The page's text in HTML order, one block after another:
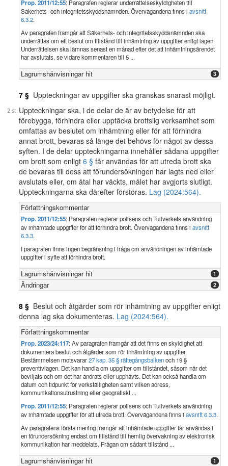
Prop. 2011/12:55: Paragrafen reglerar underrättelseskyldigheten till
Säkerhets- och integritetsskyddsnämnden. Övervägandena finns i avsnitt
6.3.2.
Av paragrafen framgår att Säkerhets- och integritetsskyddsnämnden ska
underrättas om ett beslut om tillstånd till inhämtning av uppgifter enligt lagen.
Underrättelsen ska lämnas senast en månad efter det att inhämtningsärendet
har avslutats, se vidare kommentaren till 5 ...
Lagrumshänvisningar hit 3
7 § Uppteckningar av uppgifter ska granskas snarast möjligt.
Uppteckningar ska, i de delar de är av betydelse för att
förebygga, förhindra eller upptäcka brottslig verksamhet som
omfattas av beslutet om inhämtning eller för att förhindra
annat brott, bevaras så länge det behövs för något av dessa
syften. I de delar uppteckningarna innehåller sådana uppgifter
om brott som enligt 6 § får användas för att utreda brott ska
de bevaras till dess att förundersökningen har lagts ned eller
avslutats eller, om åtal har väckts, målet har avgjorts slutligt.
Uppteckningarna ska därefter förstöras. Lag (2024:564).
Författningskommentar
Prop. 2011/12:55: Paragrafen reglerar polisens och Tullverkets användning
av inhämtade uppgifter för att förhindra brott. Övervägandena finns i avsnitt
6.3.3.
I paragrafen finns ingen begränsning i fråga om användningen av inhämtade
uppgifter i syfte att förhindra brott.
Lagrumshänvisningar hit 1
Ändringar 2
8 § Beslut och åtgärder som rör inhämtning av uppgifter enligt
denna lag ska dokumenteras. Lag (2024:564).
Författningskommentar
Prop. 2023/24:117: Av paragrafen framgår att det finns en skyldighet att
dokumentera beslut och åtgärder som rör inhämtning av uppgifter.
Bestämmelsen motsvarar27 kap. 35 § rättegångsbalkenoch 19 §
preventivlagen. Det kan handla om uppgifter om tillståndet, såsom när det
beviljats och om det har ändrats eller upphävts. Det kan också handla om
datum och tidpunkt för verkställigheten samt vilken adress,
kommunikationsutrustning eller geografiskt ...
Prop. 2011/12:55: Paragrafen reglerar polisens och Tullverkets användning
av inhämtade uppgifter för att utreda brott. Övervägandena finns i avsnitt 6.3.3.
Av paragrafens första mening framgår att inhämtade uppgifter får användas i
en förundersökning endast om tillstånd till hemlig övervakning av elektronisk
kommunikation har meddelats. Frågan om sådant tillstånd ...
Lagrumshänvisningar hit 1